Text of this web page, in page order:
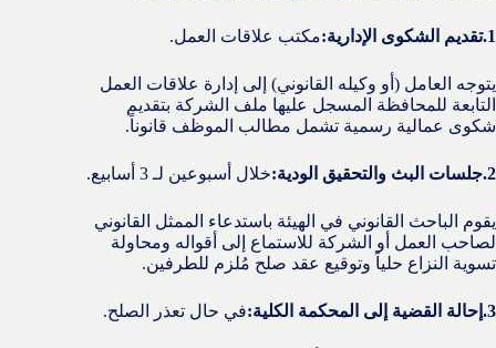
‫1.تقديم الشكوى الإدارية: ‏مكتب علاقات العمل.
يتوجه العامل (أو وكيله القانوني) إلى إدارة علاقات العمل
التابعة للمحافظة المسجل عليها ملف الشركة بتقديم
شكوى عمالية رسمية تشمل مطالب الموظف قانوناً.
‫2.جلسات البث والتحقيق الودية: ‏خلال أسبوعين لـ 3 أسابيع.
يقوم الباحث القانوني في الهيئة باستدعاء الممثل القانوني
لصاحب العمل أو الشركة للاستماع إلى أقواله ومحاولة
تسوية النزاع حلياً وتوقيع عقد صلح مُلزم للطرفين.
‫3.إحالة القضية إلى المحكمة الكلية: ‏في حال تعذر الصلح.